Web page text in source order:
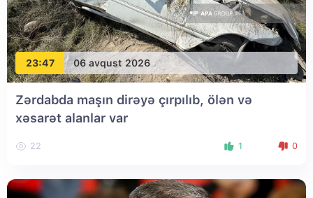
23:47 06 avqust 2026
Zərdabda maşın dirəyə çırpılıb, ölən və
xəsarət alanlar var
22 1 0